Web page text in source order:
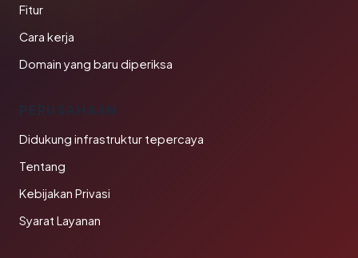
Fitur
Cara kerja
Domain yang baru diperiksa
PERUSAHAAN
Didukung infrastruktur tepercaya
Tentang
Kebijakan Privasi
Syarat Layanan